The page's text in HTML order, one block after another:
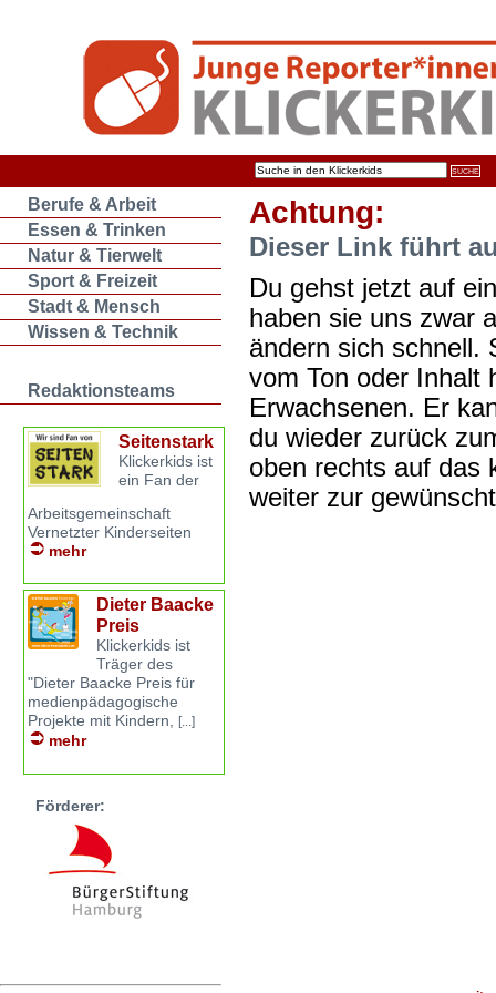
Berufe & Arbeit
Essen & Trinken
Natur & Tierwelt
Sport & Freizeit
Stadt & Mensch
Wissen & Technik
Redaktionsteams
Seitenstark
Klickerkids ist
ein Fan der
Arbeitsgemeinschaft
Vernetzter Kinderseiten
mehr
Dieter Baacke
Preis
Klickerkids ist
Träger des
"Dieter Baacke Preis für
medienpädagogische
Projekte mit Kindern, [...]
mehr
Förderer:
Achtung:
Dieser Link führt
Du gehst jetzt auf
haben sie uns zwar
ändern sich schnell.
vom Ton oder Inhalt
Erwachsenen. Er
du wieder zurück
oben rechts auf das
weiter zur